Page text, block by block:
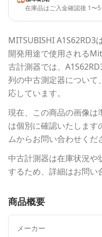
在庫品はご入金確認後 1〜5
MITSUBISHIA1S62RD3
開発用途で使用される
古計測器では、
列の中古測定器について
応しています。
現在、この商品の画像は
は個別に確認いたします
ムからお問い合わせくだ
中古計測器は在庫状況や
するため、詳細はお問い
商品概要
メーカー